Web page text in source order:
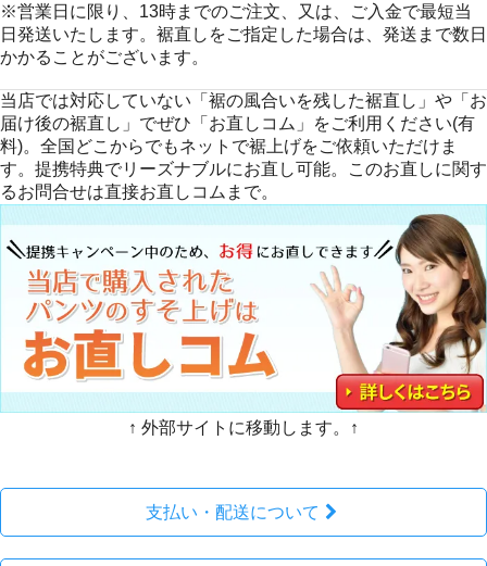
※営業日に限り、13時までのご注文、又は、ご入金で最短当
日発送いたします。裾直しをご指定した場合は、発送まで数日
かかることがございます。
当店では対応していない「裾の風合いを残した裾直し」や「お
届け後の裾直し」でぜひ「お直しコム」をご利用ください(有
料)。全国どこからでもネットで裾上げをご依頼いただけま
す。提携特典でリーズナブルにお直し可能。このお直しに関す
るお問合せは直接お直しコムまで。
↑ 外部サイトに移動します。↑
支払い・配送について